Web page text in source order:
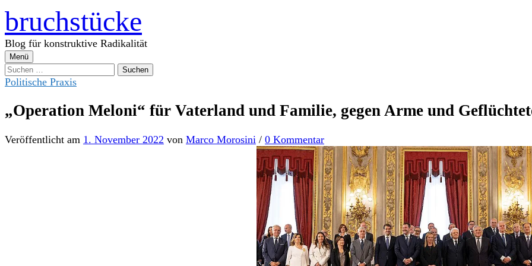
Zum
Inhalt
überspringen
bruchstücke
Blog für konstruktive Radikalität
Menü
Suchen
nach:
Politische Praxis
„Operation Meloni“ für Vaterland und Familie, gegen Arme und
Veröffentlicht am 1. November 2022 von Marco Morosini / 0 Kommentar